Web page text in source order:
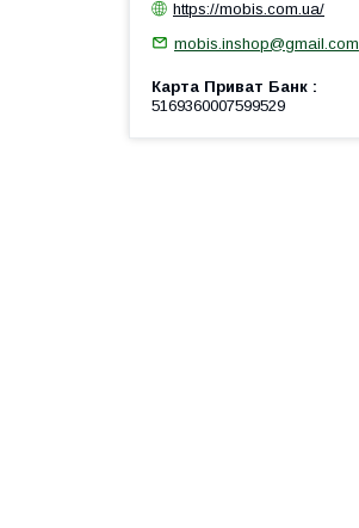
https://mobis.com.ua/
mobis.inshop@gmail.com
Карта Приват Банк
5169360007599529